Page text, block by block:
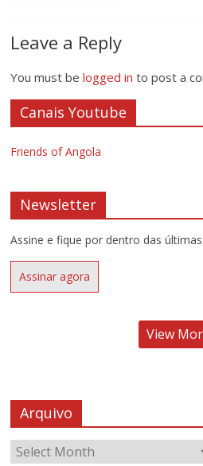
Leave a Reply
You must belogged in to post a
Canais Youtube
Friends of Angola
Newsletter
Assine e fique por dentro das
Assinar agora
View
Arquivo